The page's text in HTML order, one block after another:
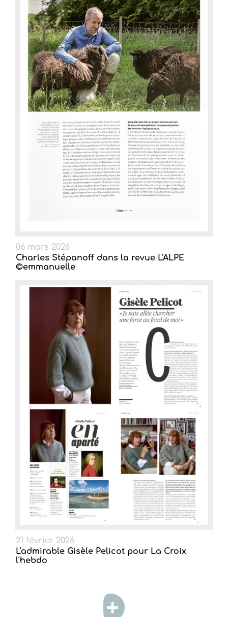
06 mars 2026
Charles Stépanoff dans la revue L'ALPE
©emmanuelle
21 février 2026
L'admirable Gisèle Pelicot pour La Croix
l'hebdo